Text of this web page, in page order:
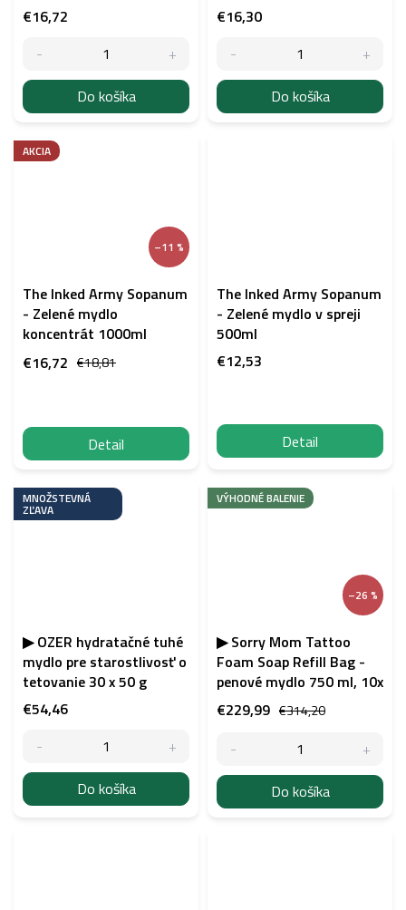
€16,72
Do košíka
€16,30
Do košíka
AKCIA
–11 %
The Inked Army Sopanum
- Zelené mydlo
koncentrát 1000ml
€18,81
€16,72
Detail
The Inked Army Sopanum
- Zelené mydlo v spreji
500ml
€12,53
Detail
MNOŽSTEVNÁ
ZĽAVA
▶ OZER hydratačné tuhé
mydlo pre starostlivosť o
tetovanie 30 x 50 g
€54,46
Do košíka
VÝHODNÉ BALENIE
–26 %
▶ Sorry Mom Tattoo
Foam Soap Refill Bag -
penové mydlo 750 ml, 10x
€314,20
€229,99
Do košíka